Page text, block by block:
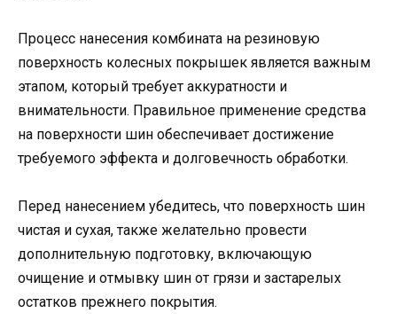
Процесс нанесения комбината на резиновую
поверхность колесных покрышек является важным
этапом, который требует аккуратности и
внимательности. Правильное применение средства
на поверхности шин обеспечивает достижение
требуемого эффекта и долговечность обработки.
Перед нанесением убедитесь, что поверхность шин
чистая и сухая, также желательно провести
дополнительную подготовку, включающую
очищение и отмывку шин от грязи и застарелых
остатков прежнего покрытия.